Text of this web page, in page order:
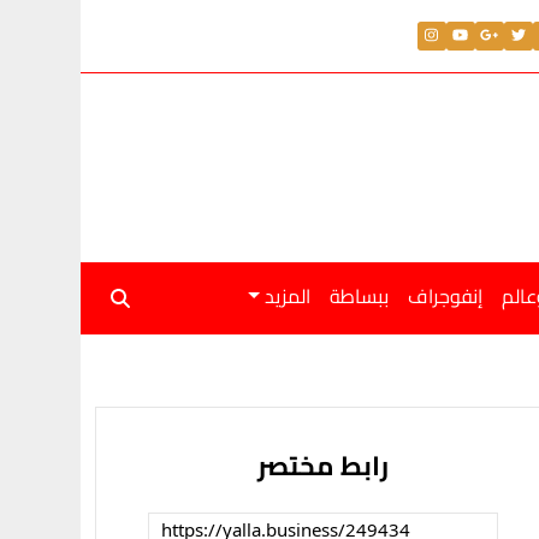
اليوم الجمعة 31 يوليو 2026
إنفوجراف ببساطة المزيد
رابط مختصر